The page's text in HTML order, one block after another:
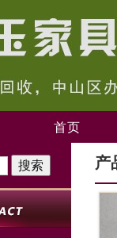
首页
产